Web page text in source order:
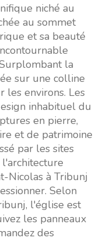
niché au
au sommet
et sa beauté
la
sur une colline
environs. Les
inhabituel du
en pierre,
et de patrimoine
par les sites
Nicolas à Tribunj
Selon
l'église est
les panneaux
des